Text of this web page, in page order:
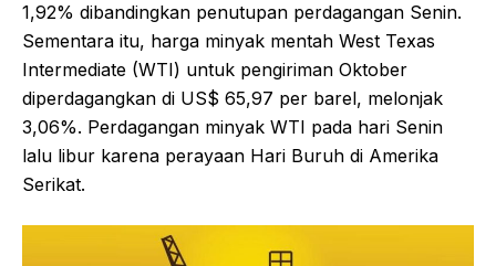
1,92% dibandingkan penutupan perdagangan Senin.
Sementara itu, harga minyak mentah West Texas
Intermediate (WTI) untuk pengiriman Oktober
diperdagangkan di US$ 65,97 per barel, melonjak
3,06%. Perdagangan minyak WTI pada hari Senin
lalu libur karena perayaan Hari Buruh di Amerika
Serikat.